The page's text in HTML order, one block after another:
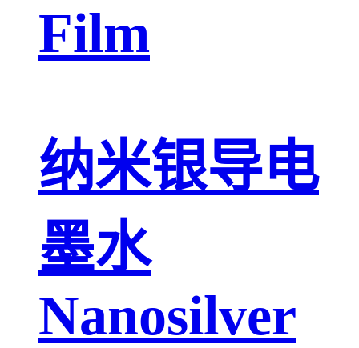
Film
纳米银导电
墨水
Nanosilver